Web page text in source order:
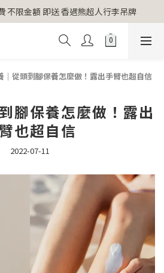
不限金額 即送 香遇熊超人行李吊牌
不限金額 即送 香遇熊超人行李吊牌
10入X3 原價960元 特價680元
不限金額 即送 香遇熊超人行李吊牌
｜從頭到腳保養怎麼做！露出手臂也超自信
腳保養怎麼做！露出
也超自信
2022-07-11